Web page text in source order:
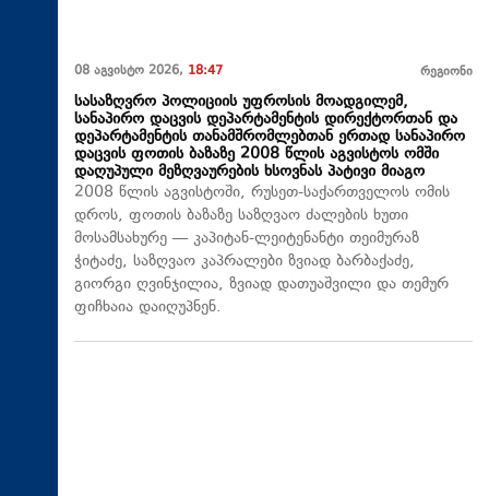
08 აგვისტო 2026, 18:47 რეგიონი
სასაზღვრო პოლიციის უფროსის მოადგილემ,
სანაპირო დაცვის დეპარტამენტის დირექტორთან და
დეპარტამენტის თანამშრომლებთან ერთად სანაპირო
დაცვის ფოთის ბაზაზე 2008 წლის აგვისტოს ომში
დაღუპული მეზღვაურების ხსოვნას პატივი მიაგო
2008 წლის აგვისტოში, რუსეთ-საქართველოს ომის
დროს, ფოთის ბაზაზე საზღვაო ძალების ხუთი
მოსამსახურე — კაპიტან-ლეიტენანტი თეიმურაზ
ჭიტაძე, საზღვაო კაპრალები ზვიად ბარბაქაძე,
გიორგი ღვინჯილია, ზვიად დათუაშვილი და თემურ
ფიჩხაია დაიღუპნენ.